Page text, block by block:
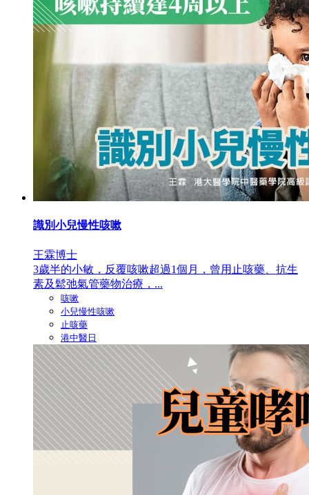
識別小兒慢性咳嗽
王霖博士
3歲半的小敏，反覆咳嗽超過1個月，曾用止咳藥、抗生
素及鬆弛氣管藥物治療，...
咳嗽
小兒慢性咳嗽
止咳藥
港中醫日